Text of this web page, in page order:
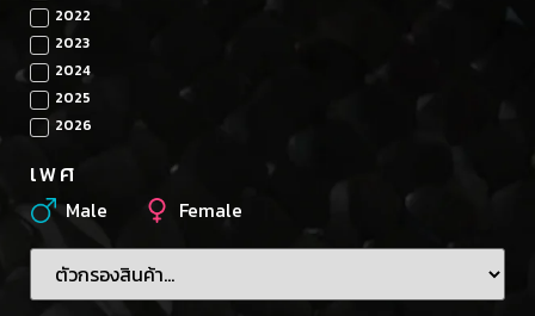
2022
2023
2024
2025
2026
เพศ
Male Female